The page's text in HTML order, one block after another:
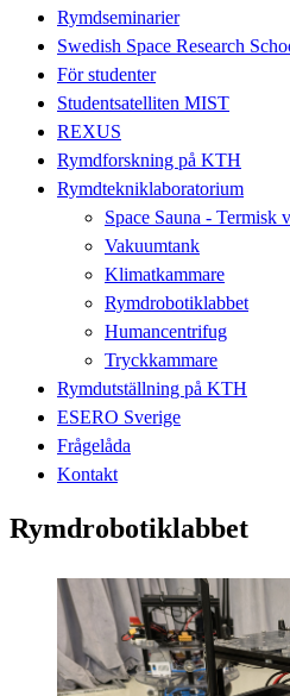
Rymdseminarier
Swedish Space Research
För studenter
Studentsatelliten MIST
REXUS
Rymdforskning på KTH
Rymdtekniklaboratorium
Space Sauna - Termisk
Vakuumtank
Klimatkammare
Rymdrobotiklabbet
Humancentrifug
Tryckkammare
Rymdutställning på KTH
ESERO Sverige
Frågelåda
Kontakt
Rymdrobotiklabbet